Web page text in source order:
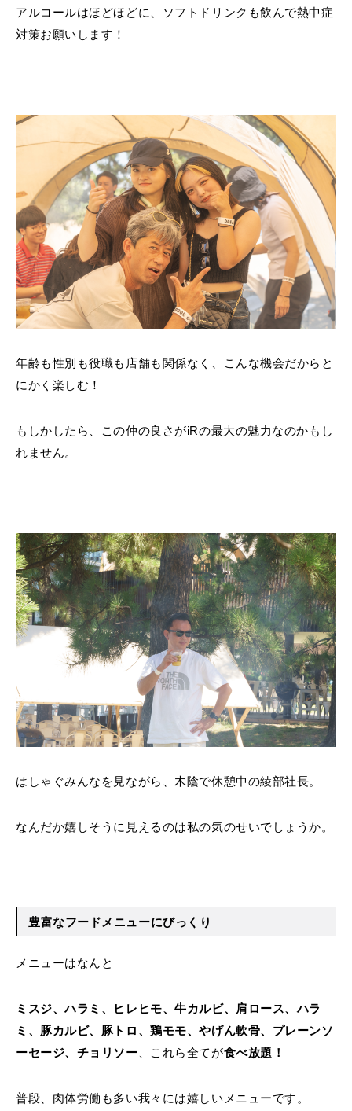
アルコールはほどほどに、ソフトドリンクも飲んで熱中症
対策お願いします！
年齢も性別も役職も店舗も関係なく、こんな機会だからと
にかく楽しむ！
もしかしたら、この仲の良さがiRの最大の魅力なのかもし
れません。
はしゃぐみんなを見ながら、木陰で休憩中の綾部社長。
なんだか嬉しそうに見えるのは私の気のせいでしょうか。
豊富なフードメニューにびっくり
メニューはなんと
ミスジ、ハラミ、ヒレヒモ、牛カルビ、肩ロース、ハラ
ミ、豚カルビ、豚トロ、鶏モモ、やげん軟骨、プレーンソ
ーセージ、チョリソー 、これら全てが食べ放題！
普段、肉体労働も多い我々には嬉しいメニューです。